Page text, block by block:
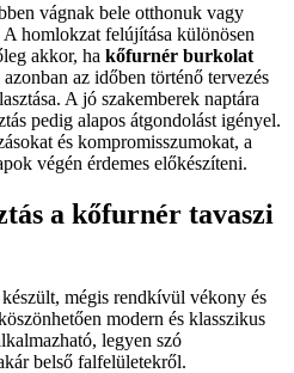
vágnak bele otthonuk vagy
homlokzat felújítása különösen
akkor, ha kőfurnér burkolat
az időben történő tervezés
A jó szakemberek naptára
pedig alapos átgondolást igényel.
és kompromisszumokat, a
végén érdemes előkészíteni.
a kőfurnér tavaszi
mégis rendkívül vékony és
modern és klasszikus
legyen szó
belső falfelületekről.